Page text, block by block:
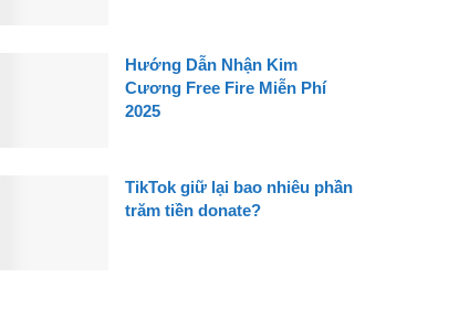
Hướng Dẫn Nhận Kim
Cương Free Fire Miễn Phí
2025
TikTok giữ lại bao nhiêu phần
trăm tiền donate?